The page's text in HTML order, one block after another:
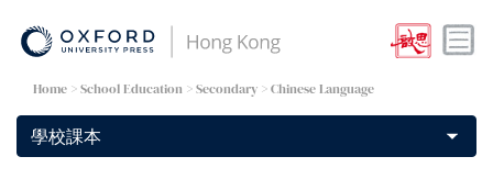
Home > School Education > Secondary > Chinese Language